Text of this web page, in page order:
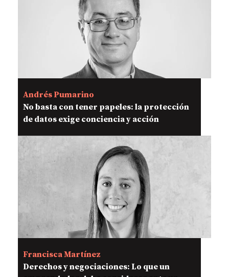
Andrés Pumarino
No basta con tener papeles: la protección
de datos exige conciencia y acción
Francisca Martínez
Derechos y negociaciones: Lo que un